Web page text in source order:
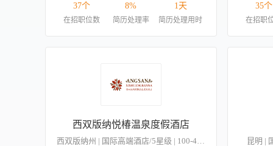
37个
在招职位数
8%
简历处理率
1天
简历处理用时
35个
在招职
西双版纳悦椿温泉度假酒店
西双版纳州 | 国际高端酒店/5星级 | 100-499人 昆明 |